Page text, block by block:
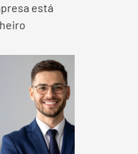
está